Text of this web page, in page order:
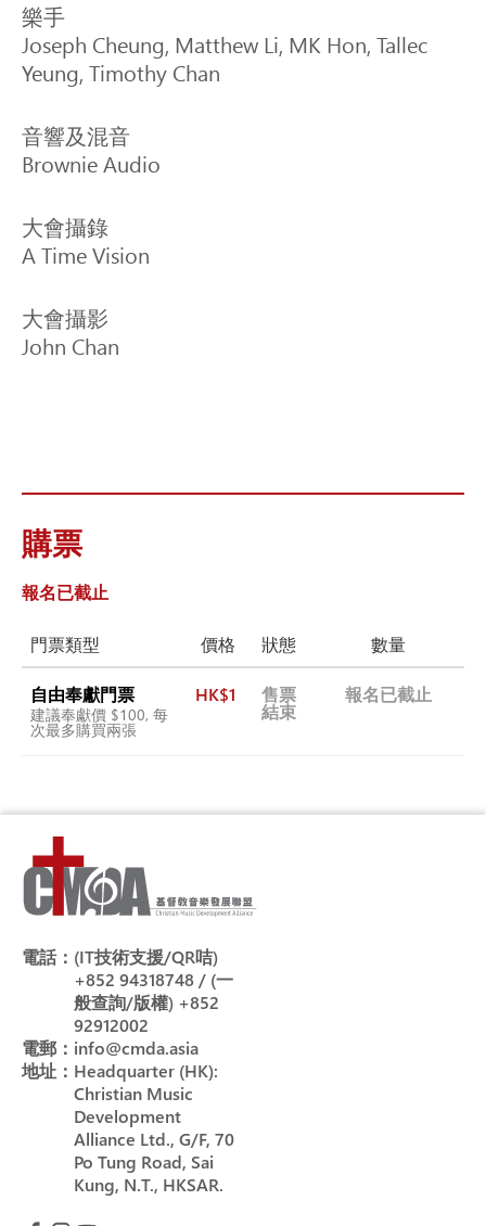
樂手
Joseph Cheung, Matthew Li, MK Hon, Tallec
Yeung, Timothy Chan
音響及混音
Brownie Audio
大會攝錄
A Time Vision
大會攝影
John Chan
購票
報名已截止
門票類型 價格 狀態 數量
自由奉獻門票
建議奉獻價 $100, 每
次最多購買兩張
HK$1 售票
結束
報名已截止
電話： (IT技術支援/QR咭)
+852 94318748 / (一
般查詢/版權) +852
92912002
電郵： info@cmda.asia
地址： Headquarter (HK):
Christian Music
Development
Alliance Ltd., G/F, 70
Po Tung Road, Sai
Kung, N.T., HKSAR.